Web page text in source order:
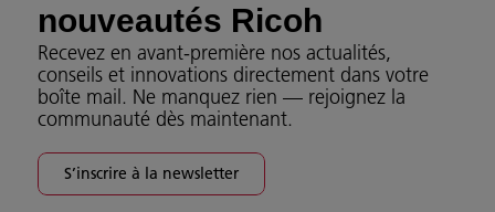
nouveautés Ricoh
Recevez en avant-première nos actualités,
conseils et innovations directement dans votre
boîte mail. Ne manquez rien — rejoignez la
communauté dès maintenant.
S’inscrire à la newsletter